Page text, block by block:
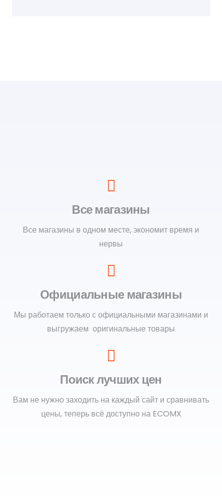
Все магазины
Все магазины в одном месте, экономит время и
нервы
Официальные магазины
Мы работаем только с официальными магазинами и
выгружаем оригинальные товары
Поиск лучших цен
Вам не нужно заходить на каждый сайт и сравнивать
цены, теперь всё доступно на ECOMX